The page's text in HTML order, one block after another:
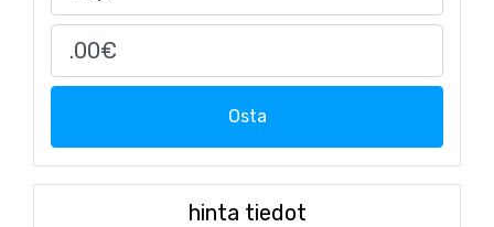
Osta
hinta tiedot